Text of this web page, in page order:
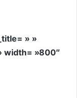
» »
width= »800″